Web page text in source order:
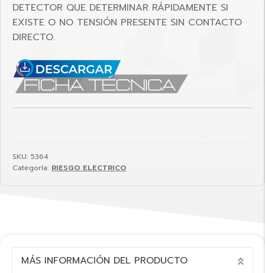
DETECTOR QUE DETERMINAR RÁPIDAMENTE SI
EXISTE O NO TENSIÓN PRESENTE SIN CONTACTO
DIRECTO.
SKU: 5364
Categoría: RIESGO ELECTRICO
MÁS INFORMACIÓN DEL PRODUCTO